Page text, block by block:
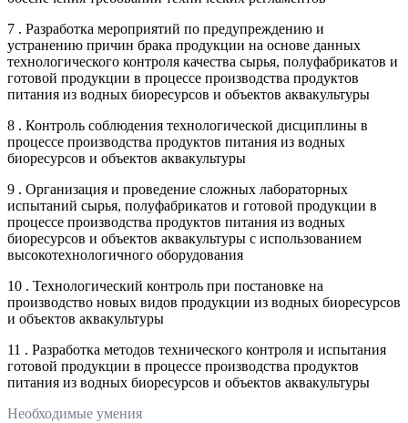
7 . Разработка мероприятий по предупреждению и
устранению причин брака продукции на основе данных
технологического контроля качества сырья, полуфабрикатов и
готовой продукции в процессе производства продуктов
питания из водных биоресурсов и объектов аквакультуры
8 . Контроль соблюдения технологической дисциплины в
процессе производства продуктов питания из водных
биоресурсов и объектов аквакультуры
9 . Организация и проведение сложных лабораторных
испытаний сырья, полуфабрикатов и готовой продукции в
процессе производства продуктов питания из водных
биоресурсов и объектов аквакультуры с использованием
высокотехнологичного оборудования
10 . Технологический контроль при постановке на
производство новых видов продукции из водных биоресурсов
и объектов аквакультуры
11 . Разработка методов технического контроля и испытания
готовой продукции в процессе производства продуктов
питания из водных биоресурсов и объектов аквакультуры
Необходимые умения